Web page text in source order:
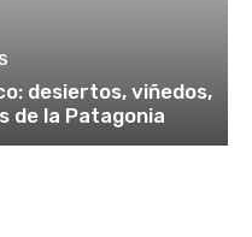
desiertos, viñedos,
de la Patagonia